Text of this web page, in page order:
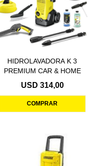
HIDROLAVADORA K 3
PREMIUM CAR & HOME
USD 314,00